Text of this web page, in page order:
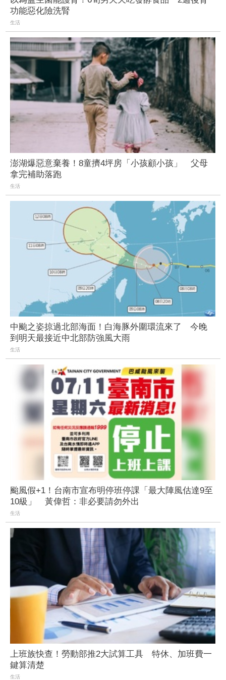
功能惡化險洗腎
生活
澎湖爆惡意棄養！8童擠4坪房「小孩顧小孩」 父母
拿完補助落跑
生活
中颱之姿掠過北部海面！白海豚外圍環流來了 今晚
到明天最接近中北部防強風大雨
生活
颱風假+1！台南市宣布明停班停課「最大陣風估達9至
10級」 黃偉哲：非必要請勿外出
生活
上班族快查！勞動部推2大試算工具 特休、加班費一
鍵算清楚
生活